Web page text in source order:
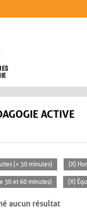
ACTIVE
(< 30 minutes) (X)
30 et 60 minutes) (X)
aucun résultat